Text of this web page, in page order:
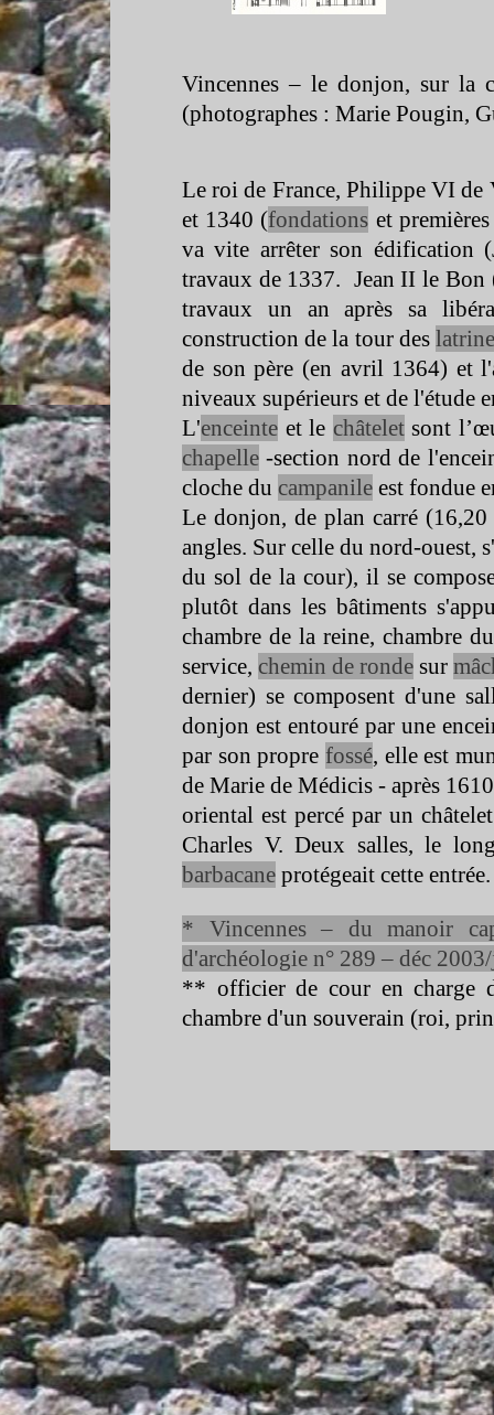
Vincennes – le donjon, sur la
(photographes : Marie Pougin,
Le roi de France, Philippe VI de
et 1340 (fondations et
va vite arrêter son édification
travaux de 1337. Jean II le Bon
travaux un an après sa
construction de la tour des
de son père (en avril 1364) et
niveaux supérieurs et de l'étude
L'enceinte et le châteletsont
chapelle -section nord de
cloche du campanile est fondue
Le donjon, de plan carré
angles. Sur celle du nord-ouest,
du sol de la cour), il se
plutôt dans les bâtiments
chambre de la reine, chambre
service, chemin de ronde sur
dernier) se composent d'une
donjon est entouré par une
par son propre fossé, elle est
de Marie de Médicis - après
oriental est percé par un
Charles V. Deux salles, le
barbacane protégeait cette
* Vincennes – du manoir
d'archéologie n° 289 – déc
** officier de cour en charge
chambre d'un souverain (roi,